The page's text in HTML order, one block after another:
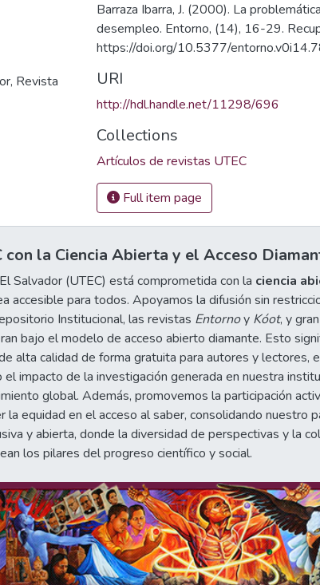
Revista
Barraza Ibarra, J. (2000). La
desempleo. Entorno, (14), 16-29.
https://doi.org/10.5377/
URI
http://hdl.handle.net/11298/696
Collections
Artículos de revistas UTEC
Full item page
con la Ciencia Abierta y el Acceso
Salvador (UTEC) está comprometida con la ciencia
accesible para todos. Apoyamos la difusión sin
Institucional, las revistas Entornoy Kóot, y
bajo el modelo de acceso abierto diamante. Esto
alta calidad de forma gratuita para autores y lectores,
impacto de la investigación generada en nuestra
global. Además, promovemos la participación
la equidad en el acceso al saber, consolidando nuestro
y abierta, donde la diversidad de perspectivas y la
los pilares del progreso científico y social.